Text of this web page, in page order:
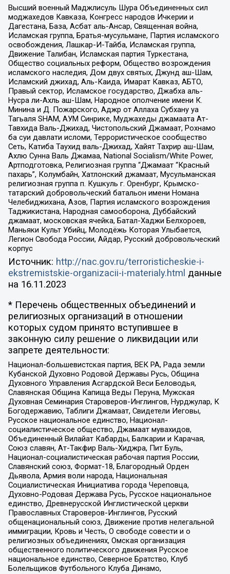
Высший военный Маджлисуль Шура Объединенных сил
моджахедов Кавказа, Конгресс народов Ичкерии и
Дагестана, База, Асбат аль-Ансар, Священная война,
Исламская группа, Братья-мусульмане, Партия исламского
освобождения, Лашкар-И-Тайба, Исламская группа,
Движение Талибан, Исламская партия Туркестана,
Общество социальных реформ, Общество возрождения
исламского наследия, Дом двух святых, Джунд аш-Шам,
Исламский джихад, Аль-Каида, Имарат Кавказ, АБТО,
Правый сектор, Исламское государство, Джабха аль-
Нусра ли-Ахль аш-Шам, Народное ополчение имени К.
Минина и Д. Пожарского, Аджр от Аллаха Субхану уа
Тагьаля SHAM, АУМ Синрике, Муджахеды джамаата Ат-
Тавхида Валь-Джихад, Чистопольский Джамаат, Рохнамо
ба суи давлати исломи, Террористическое сообщество
Сеть, Катиба Таухид валь-Джихад, Хайят Тахрир аш-Шам,
Ахлю Сунна Валь Джамаа, National Socialism/White Power,
Артподготовка, Религиозная группа “Джамаат “Красный
пахарь”, Колумбайн, Хатлонский джамаат, Мусульманская
религиозная группа п. Кушкуль г. Оренбург, Крымско-
татарский добровольческий батальон имени Номана
Челебиджихана, Азов, Партия исламского возрождения
Таджикистана, Народная самооборона, Дуббайский
джамаат, московская ячейка, Батал-Хаджи Белхороев,
Маньяки Культ Убийц, Молодёжь Которая Улыбается,
Легион Свобода России, Айдар, Русский добровольческий
корпус
Источник: http://nac.gov.ru/terroristicheskie-i-
ekstremistskie-organizacii-i-materialy.html данные
на 16.11.2023
* Перечень общественных объединений и
религиозных организаций в отношении
которых судом принято вступившее в
законную силу решение о ликвидации или
запрете деятельности:
Национал-большевистская партия, ВЕК РА, Рада земли
Кубанской Духовно Родовой Державы Русь, Община
Духовного Управления Асгардской Веси Беловодья,
Славянская Община Капища Веды Перуна, Мужская
Духовная Семинария Староверов-Инглингов, Нурджулар, К
Богодержавию, Таблиги Джамаат, Свидетели Иеговы,
Русское национальное единство, Национал-
социалистическое общество, Джамаат мувахидов,
Объединенный Вилайат Кабарды, Балкарии и Карачая,
Союз славян, Ат-Такфир Валь-Хиджра, Пит Буль,
Национал-социалистическая рабочая партия России,
Славянский союз, Формат-18, Благородный Орден
Дьявола, Армия воли народа, Национальная
Социалистическая Инициатива города Череповца,
Духовно-Родовая Держава Русь, Русское национальное
единство, Древнерусской Инглистической церкви
Православных Староверов-Инглингов, Русский
общенациональный союз, Движение против нелегальной
иммиграции, Кровь и Честь, О свободе совести и о
религиозных объединениях, Омская организация
общественного политического движения Русское
национальное единство, Северное Братство, Клуб
Болельщиков Футбольного Клуба Динамо,